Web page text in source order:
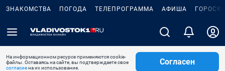
ЗНАКОМСТВА ПОГОДА ТЕЛЕПРОГРАММА АФИША
На информационном ресурсе применяются cookie-
файлы. Оставаясь на сайте, вы подтверждаете свое
согласиена их использование.
Согласен